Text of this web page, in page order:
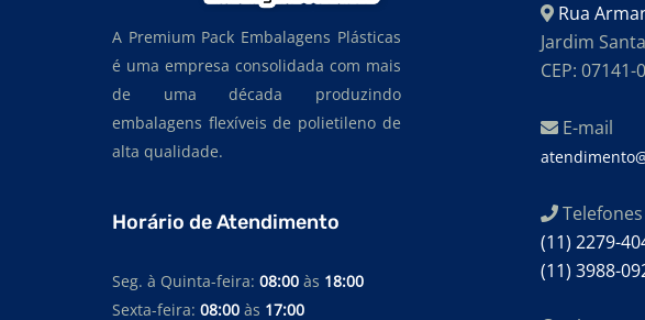
A Premium Pack Embalagens Plásticas
é uma empresa consolidada com mais
de uma década produzindo
embalagens flexíveis de polietileno de
alta qualidade.
Horário de Atendimento
Seg. à Quinta-feira: 08:00 às 18:00
Sexta-feira: 08:00 às 17:00
Rua
Jardim
CEP: 07141-
E-mail
Telefones
(11) 2279-
(11) 3988-